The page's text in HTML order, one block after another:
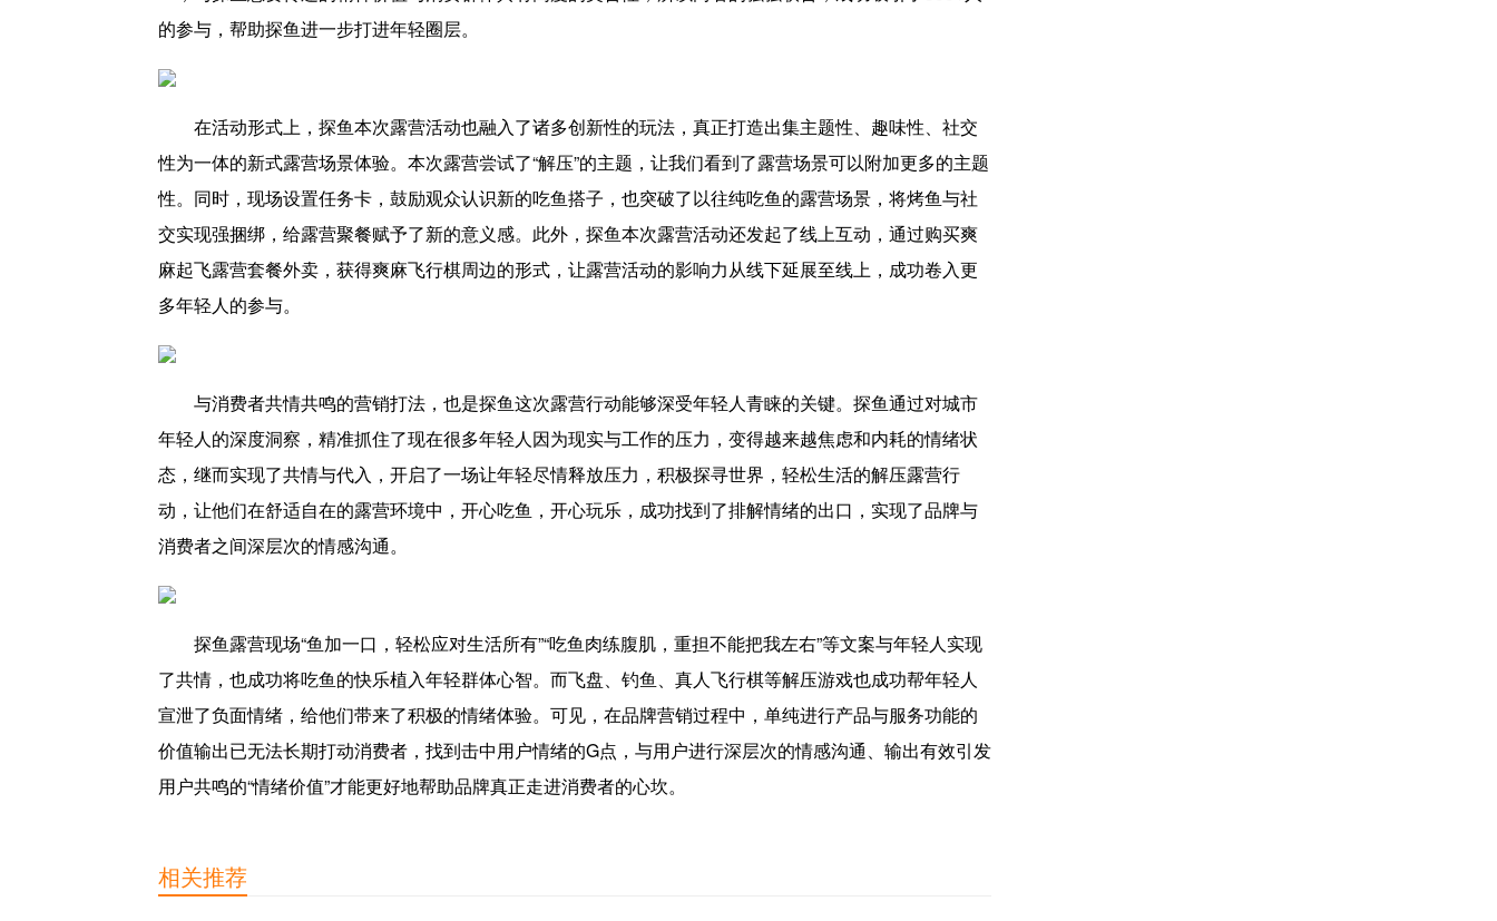
的参与，帮助探鱼进一步打进年轻圈层。
在活动形式上，探鱼本次露营活动也融入了诸多创新性的玩法，真正打造出集主题性、趣味性、社交
性为一体的新式露营场景体验。本次露营尝试了“解压”的主题，让我们看到了露营场景可以附加更多的主题
性。同时，现场设置任务卡，鼓励观众认识新的吃鱼搭子，也突破了以往纯吃鱼的露营场景，将烤鱼与社
交实现强捆绑，给露营聚餐赋予了新的意义感。此外，探鱼本次露营活动还发起了线上互动，通过购买爽
麻起飞露营套餐外卖，获得爽麻飞行棋周边的形式，让露营活动的影响力从线下延展至线上，成功卷入更
多年轻人的参与。
与消费者共情共鸣的营销打法，也是探鱼这次露营行动能够深受年轻人青睐的关键。探鱼通过对城市
年轻人的深度洞察，精准抓住了现在很多年轻人因为现实与工作的压力，变得越来越焦虑和内耗的情绪状
态，继而实现了共情与代入，开启了一场让年轻尽情释放压力，积极探寻世界，轻松生活的解压露营行
动，让他们在舒适自在的露营环境中，开心吃鱼，开心玩乐，成功找到了排解情绪的出口，实现了品牌与
消费者之间深层次的情感沟通。
探鱼露营现场“鱼加一口，轻松应对生活所有”“吃鱼肉练腹肌，重担不能把我左右”等文案与年轻人实现
了共情，也成功将吃鱼的快乐植入年轻群体心智。而飞盘、钓鱼、真人飞行棋等解压游戏也成功帮年轻人
宣泄了负面情绪，给他们带来了积极的情绪体验。可见，在品牌营销过程中，单纯进行产品与服务功能的
价值输出已无法长期打动消费者，找到击中用户情绪的G点，与用户进行深层次的情感沟通、输出有效引发
用户共鸣的“情绪价值”才能更好地帮助品牌真正走进消费者的心坎。
相关推荐